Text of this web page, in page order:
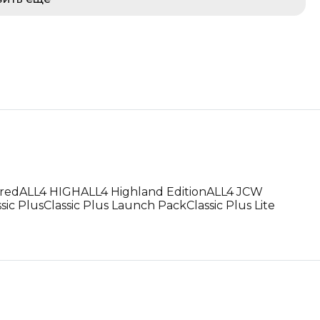
ALL4 HIGHALL4 Highland EditionALL4 JCW
PlusClassic Plus Launch PackClassic Plus Lite